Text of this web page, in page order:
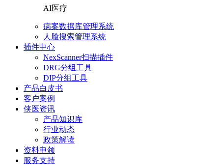
AI医疗
病案数据库管理系统
人脸搜索管理系统
插件中心
NexScanner扫描插件
DRG分组工具
DIP分组工具
产品白皮书
客户案例
侠医资讯
产品知识库
行业动态
政策解读
资料申领
服务支持